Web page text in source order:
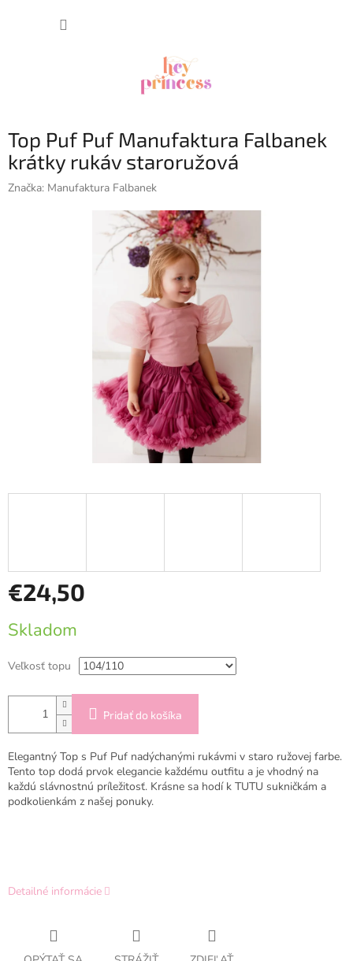
Top Puf Puf Manufaktura Falbanek
krátky rukáv staroružová
Značka: Manufaktura Falbanek
€24,50
cena:
Skladom
Veľkosť topu
Pridať do košíka
Elegantný Top s Puf Puf nadýchanými rukávmi v staro ružovej farbe.
Tento top dodá prvok elegancie každému outfitu a je vhodný na
každú slávnostnú príležitosť. Krásne sa hodí k TUTU sukničkám a
podkolienkám z našej ponuky.
Detailné informácie